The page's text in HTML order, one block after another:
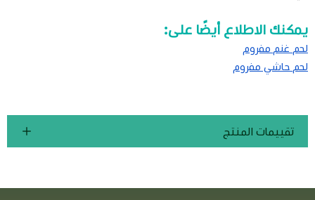
يمكنك الاطلاع أيضًا على:
لحم غنم مفروم
لحم حاشي مفروم
تقييمات المنتج